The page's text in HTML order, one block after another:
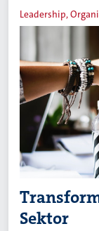
Leadership,
Sektor